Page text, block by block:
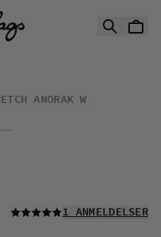
ANORAK W
LES ALLE
1 ANMELDELSER